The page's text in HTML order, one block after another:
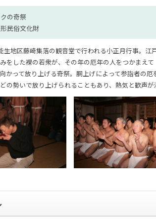
の奇祭
民俗文化財
生地区藤崎集落の観音堂で行われる小正月行事。江
をした裸の若衆が、その年の厄年の人をつかまえ
かって放り上げる奇祭。胴上げによって参詣者の厄
の勢いで放り上げられることもあり、熱気と歓声が